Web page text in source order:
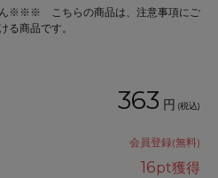
※※※ こちらの商品は、注意事項にご
る商品です。
363 円 (税込)
会員登録(無料)
16pt獲得